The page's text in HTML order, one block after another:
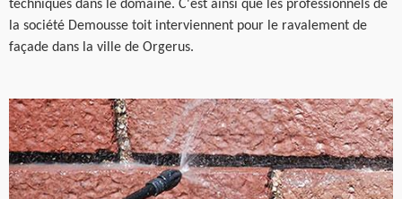
techniques dans le domaine. C'est ainsi que les professionnels de
la société Demousse toit interviennent pour le ravalement de
façade dans la ville de Orgerus.